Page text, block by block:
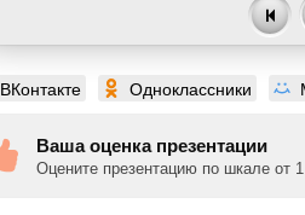
ВКонтакте Одноклассники
Ваша оценка презентации
Оцените презентацию по шкале от